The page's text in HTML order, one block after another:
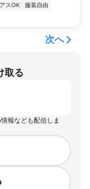
スOK
服装自由
次へ
取る
報なども配信しま